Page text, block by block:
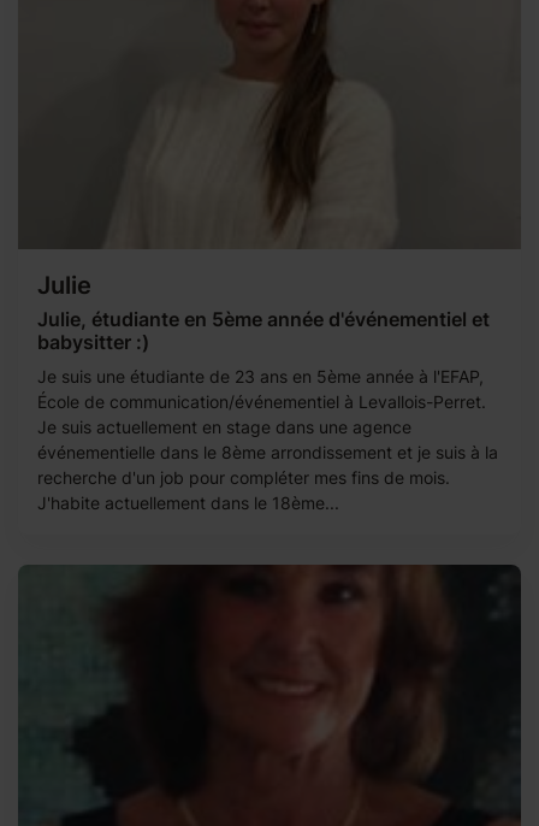
Julie
Julie, étudiante en 5ème année d'événementiel et
babysitter :)
Je suis une étudiante de 23 ans en 5ème année à l'EFAP,
École de communication/événementiel à Levallois-Perret.
Je suis actuellement en stage dans une agence
événementielle dans le 8ème arrondissement et je suis à la
recherche d'un job pour compléter mes fins de mois.
J'habite actuellement dans le 18ème...